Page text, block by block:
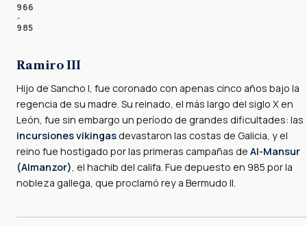
966
–
985
Ramiro III
Hijo de Sancho I, fue coronado con apenas cinco años bajo la
regencia de su madre. Su reinado, el más largo del siglo X en
León, fue sin embargo un período de grandes dificultades: las
incursiones vikingasdevastaron las costas de Galicia, y el
reino fue hostigado por las primeras campañas de Al-Mansur
(Almanzor), el hachib del califa. Fue depuesto en 985 por la
nobleza gallega, que proclamó rey a Bermudo II.